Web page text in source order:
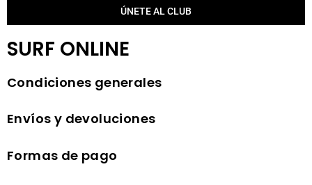
ÚNETE AL CLUB
SURF ONLINE
Condiciones generales
Envíos y devoluciones
Formas de pago